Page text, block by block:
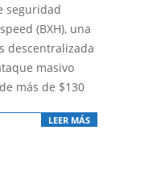
seguridad
(BXH), una
descentralizada
masivo
más de $130
LEER MÁS